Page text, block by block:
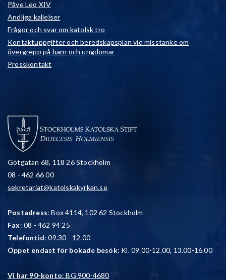
Påve Leo XIV
Andliga kallelser
Frågor och svar om katolsk tro
Kontaktuppgifter och beredskapsplan vid misstanke om
övergrepp på barn och ungdomar
Presskontakt
Götgatan 68, 118 26 Stockholm
08 - 462 66 00
sekretariat@katolskakyrkan.se
Postadress: Box 4114, 102 62 Stockholm
Fax: 08 - 462 94 25
Telefontid: 09.30 - 12.00
Öppet endast för bokade besök: Kl. 09.00-12.00, 13.00-16.00
Vi har 90-konto: BG 900-4680